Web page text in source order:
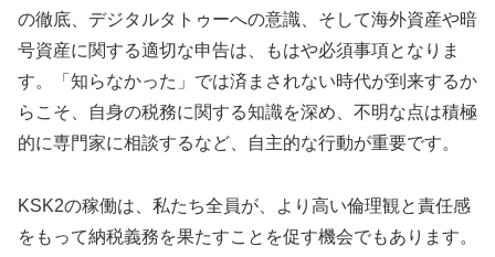
の徹底、デジタルタトゥーへの意識、そして海外資産や暗
号資産に関する適切な申告は、もはや必須事項となりま
す。「知らなかった」では済まされない時代が到来するか
らこそ、自身の税務に関する知識を深め、不明な点は積極
的に専門家に相談するなど、自主的な行動が重要です。
KSK2の稼働は、私たち全員が、より高い倫理観と責任感
をもって納税義務を果たすことを促す機会でもあります。